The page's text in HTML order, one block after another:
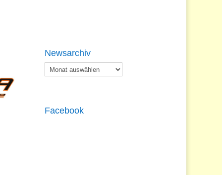
Newsarchiv
Newsarchiv
Facebook